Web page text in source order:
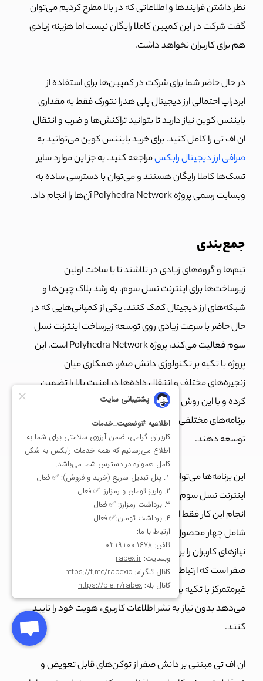
نظر داشتن فرایندها و اطلاعاتی که در بالا مطرح کردیم می‌توان
گفت شرکت در این کمپین کاملا رایگان نیست اما هزینه زیادی
هم برای کاربران نخواهد داشت.
در حال حاضر شما برای شرکت در کمپین‌ها برای استفاده از
ایردراپ احتمالی ارز دیجیتال پلی هدرا نتورک فقط به مقداری
بایننس کوین نیاز دارید تا بتوانید تراکنش‌ها و ضرب و انتقال
ان اف تی را کامل کنید. برای خرید بایننس کوین می‌توانید به
صرافی ارز دیجیتال رابکسمراجعه کنید. به جز این موارد سایر
تسک‌ها کاملا رایگان هستند و می‌توان با دسترسی ساده به
وبسایت رسمی پروژه Polyhedra Network آن‌ها را انجام داد.
جمع‌بندی
تیم‌ها و گروه‌های زیادی در تلاشند تا با ساخت اولین
زیرساخت‌ها برای اینترنت نسل سوم، به رشد بلاک چین‌ها و
شبکه‌های ارز دیجیتال کمک کنند. یکی از کمپانی‌هایی که در
حال حاضر با سرعت زیادی روی توسعه زیرساخت اینترنت نسل
سوم فعالیت می‌کند، پروژه Polyhedra Network است. این
پروژه با تکیه بر تکنولوژی دانش صفر، همکاری میان
زنجیره‌های مختلف و انتقال داده‌ها در امنیت بالا را تضمین
کرده و با این روش به توسعه‌دهندگان کمک می‌کند
برنامه‌های مختلفی را در شبکه‌های ارز دیجیتال ساخته و
توسعه دهند.
این برنامه‌ها می‌توانند اولین قدم در راستای استفاده کاربران از
اینترنت نسل سوم باشند. شبکه ارز دیجیتال پلی هدرا برای
انجام این کار فقط از یک محصول استفاده نمی‌کند. این پروژه
شامل چهار محصول اصلی است که در کنار هم می‌توانند تمام
نیازهای کاربران را برطرف کنند. این محصولات شامل پل دانش
صفر است که ارتباط میان زنجیره‌ها را ممکن می‌کند؛ هویت
غیرمتمرکز با تکیه بر فناوری دانش صفر به کاربران اجازه
می‌دهد بدون نیاز به نشر اطلاعات کاربری، هویت خود را تایید
کنند.
ان اف تی مبتنی بر دانش صفر از توکن‌های قابل تعویض و